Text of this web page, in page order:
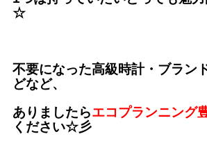
☆
不要になった高級時計・ブラン
どなど、
ありましたらエコプランニング
ください☆彡